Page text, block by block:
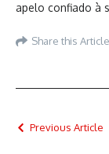
apelo confiado à
Share this Article
Previous Article